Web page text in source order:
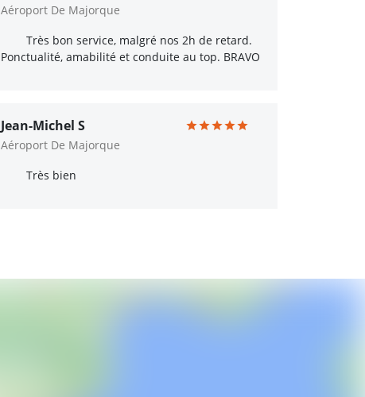
Aéroport De Majorque
Très bon service, malgré nos 2h de retard.
Ponctualité, amabilité et conduite au top. BRAVO
Jean-Michel S
Aéroport De Majorque
Très bien